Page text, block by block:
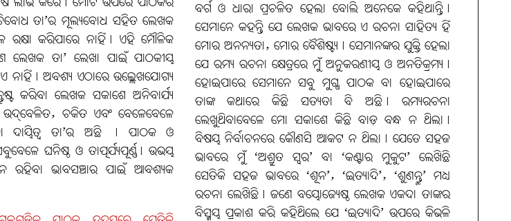
ତା’ର ମୂଲ୍ୟବୋଧ ସହିତ ଲେଖକ
ରକ୍ଷା କରିପାରେ ନାହିଁ। ଏହି ମୌଳିକ
ଲେଖକ ତା’ ଲେଖା ପାଇଁ ପାଠକୀୟ
ନାହିଁ। ଅବଶ୍ୟ ଏଠାରେ ଉଲ୍ଲେଖଯୋଗ୍ୟ
କରିବା ଲେଖକ ସକାଶେ ଅନିବାର୍ଯ୍ୟ
ଉଦ୍‌ବେଳିତ, ଚକିତ ଏବଂ ବେଳେବେଳେ
ଦାୟିତ୍ବ ତା’ର ଅଛି । ପାଠକ ଓ
ଘନିଷ୍ଠ ଓ ତାତ୍ପର୍ଯ୍ୟପୂର୍ଣ୍ଣ। ଉଭୟ
ରହିବା ଭାବସଞ୍ଚାର ପାଇଁ ଆବଶ୍ୟକ
ବର୍ଗ ଓ ଧାରା ପ୍ରଚଳିତ ହେଲା ବୋଲି ଅନେକେ କହିଥାନ୍ତି।
ସେମାନେ କହନ୍ତି ଯେ ଲେଖକ ଭାବରେ ଏ ରଚନା ସାହିତ୍ୟ ହିଁ
ମୋର ଅନନ୍ୟତା, ମୋର ବୈଶିଷ୍ଟ୍ୟ। ସେମାନଙ୍କର ଯୁକ୍ତି ହେଲା
ଯେ ରମ୍ୟ ରଚନା କ୍ଷେତ୍ରରେ ମୁଁ ଅନୁକରଣୀୟ ଓ ଅନତିକ୍ରମ୍ୟ।
ହୋଇପାରେ ସେମାନେ ସବୁ ମୁଗ୍ଧ ପାଠକ ବା ହୋଇପାରେ
ତାଙ୍କ କଥାରେ କିଛି ସତ୍ୟତା ବି ଅଛି। ରମ୍ୟରଚନା
ଲେଖୁଥିବାବେଳେ ମୋ ସକାଶେ କିଛି ବାଡ଼ ବନ୍ଧ ନ ଥିଲା।
ବିଷୟ ନିର୍ବାଚନରେ କୌଣସି ଆକଟ ନ ଥିଲା। ଯେତେ ସହଜ
ଭାବରେ ମୁଁ ‘ଅଶ୍ରୁତ ସ୍ବର’ ବା ‘କଣ୍ଟାର ମୁକୁଟ’ ଲେଖିଛି
ସେତିକି ସହଜ ଭାବରେ ‘ଶୂନ’, ‘ଇତ୍ୟାଦି’, ‘ଶୁଣନ୍ତୁ’ ମଧ୍ୟ
ରଚନା ଲେଖିଛି। ଜଣେ ବୟୋଜ୍ୟେଷ୍ଠ ଲେଖକ ଏକଦା ତାଙ୍କର
ବିସ୍ମୟ ପ୍ରକାଶ କରି କହିଥିଲେ ଯେ ‘ଇତ୍ୟାଦି’ ଉପରେ କିଭଳି